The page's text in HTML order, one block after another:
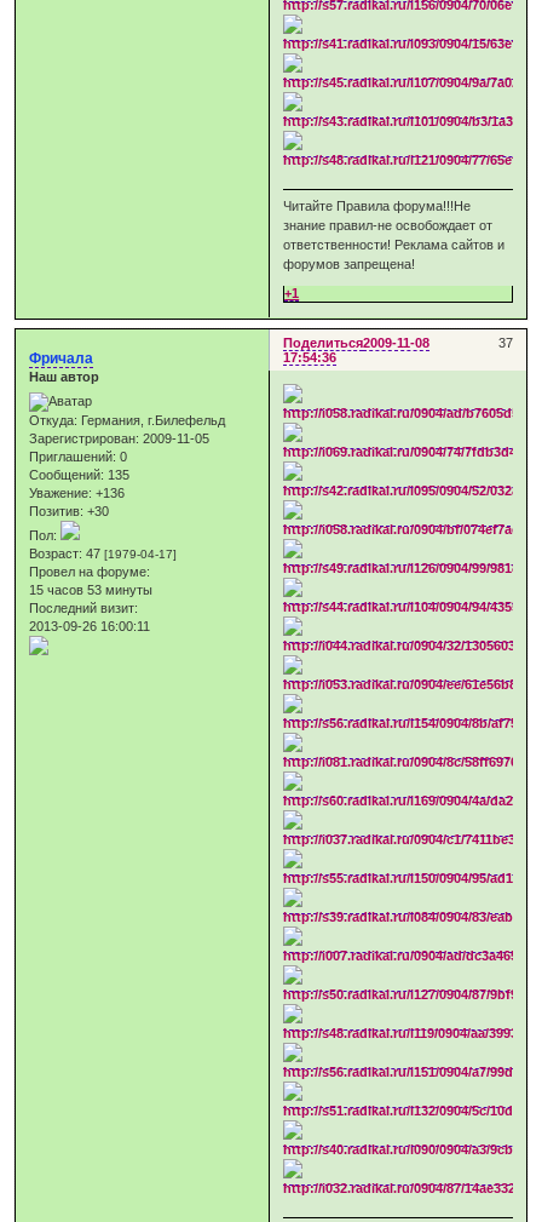
Читайте Правила форума!!!Не
знание правил-не освобождает от
ответственности! Реклама сайтов и
форумов запрещена!
+1
Поделиться 37
2009-11-08
17:54:36
Фричала
Наш автор
Откуда: Германия, г.Билефельд
Зарегистрирован: 2009-11-05
Приглашений: 0
Сообщений: 135
Уважение: +136
Позитив: +30
Пол:
Возраст: 47[1979-04-17]
Провел на форуме:
15 часов 53 минуты
Последний визит:
2013-09-26 16:00:11